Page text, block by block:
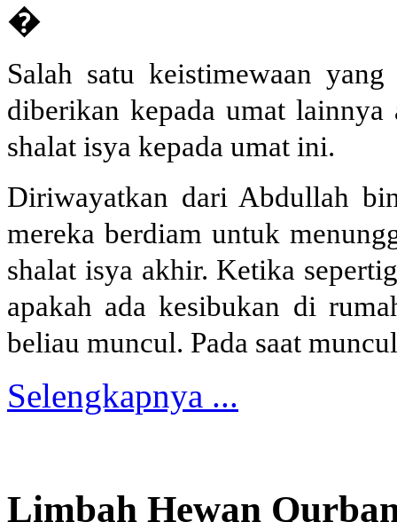
�
Salah satu keistimewaan
diberikan kepada umat
shalat isya kepada umat ini.
Diriwayatkan dari Abdullah
mereka berdiam untuk
shalat isya akhir. Ketika
apakah ada kesibukan di
beliau muncul. Pada saat
Selengkapnya ...
Limbah Hewan